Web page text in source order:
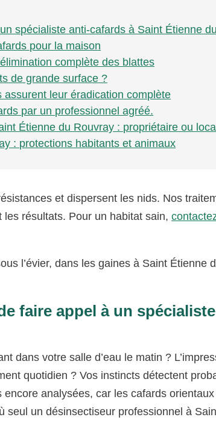
spécialiste anti-cafards à Saint Étienne
pour la maison
complète des blattes
de grande surface ?
leur éradication complète
par un professionnel agréé.
Étienne du Rouvray : propriétaire ou
: protections habitants et animaux
et dispersent les nids. Nos
les résultats. Pour un habitat sain,
l’évier, dans les gaines à Saint Étienne
faire appel à un
dans votre salle d’eau le matin ?
quotidien ? Vos instincts détectent
analysées, car les cafards
seul un désinsectiseur professionnel à